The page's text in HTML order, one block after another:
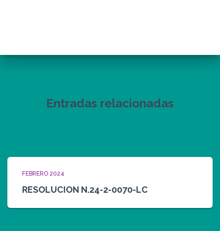
Entradas relacionadas
FEBRERO 2024
RESOLUCION N.24-2-0070-LC